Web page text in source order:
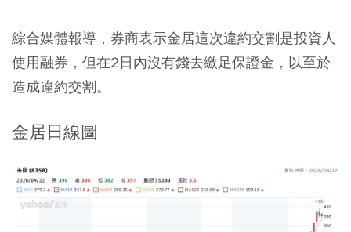
綜合媒體報導，券商表示金居這次違約交割是投資人
使用融券，但在2日內沒有錢去繳足保證金，以至於
造成違約交割。
金居日線圖